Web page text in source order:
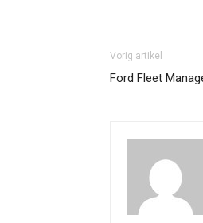
Vorig artikel
Ford Fleet